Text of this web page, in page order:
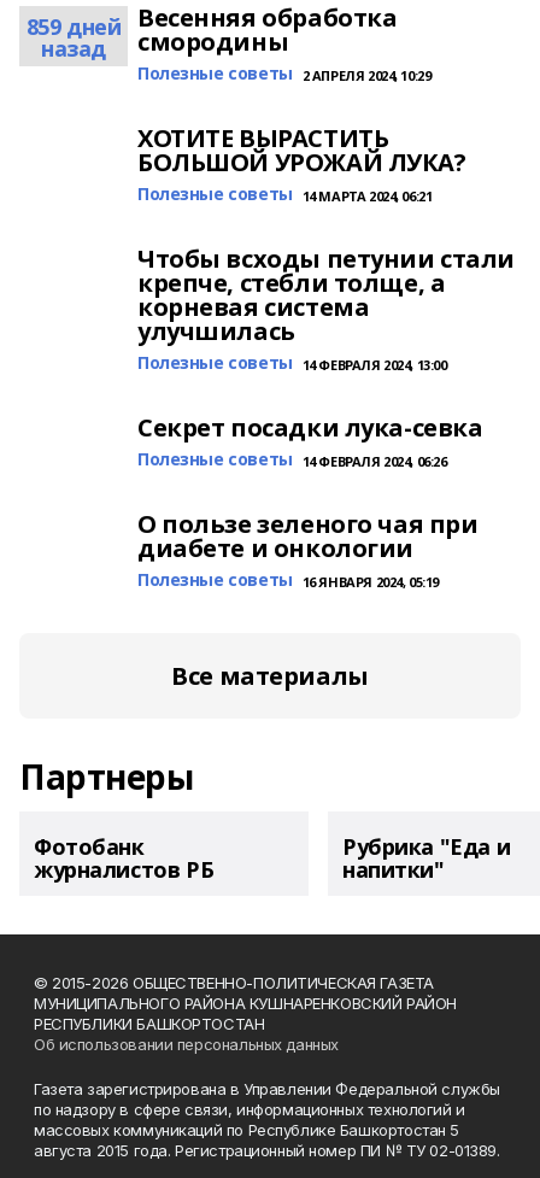
859 дней
назад
Весенняя обработка
смородины
Полезные советы 2 АПРЕЛЯ 2024, 10:29
ХОТИТЕ ВЫРАСТИТЬ
БОЛЬШОЙ УРОЖАЙ ЛУКА?
Полезные советы 14 МАРТА 2024, 06:21
Чтобы всходы петунии стали
крепче, стебли толще, а
корневая система
улучшилась
Полезные советы 14 ФЕВРАЛЯ 2024, 13:00
Секрет посадки лука-севка
Полезные советы 14 ФЕВРАЛЯ 2024, 06:26
О пользе зеленого чая при
диабете и онкологии
Полезные советы 16 ЯНВАРЯ 2024, 05:19
Все материалы
Партнеры
Фотобанк
журналистов РБ
Рубрика "Еда и
напитки"
© 2015-2026 ОБЩЕСТВЕННО-ПОЛИТИЧЕСКАЯ ГАЗЕТА
МУНИЦИПАЛЬНОГО РАЙОНА КУШНАРЕНКОВСКИЙ РАЙОН
РЕСПУБЛИКИ БАШКОРТОСТАН
Об использовании персональных данных
Газета зарегистрирована в Управлении Федеральной службы
по надзору в сфере связи, информационных технологий и
массовых коммуникаций по Республике Башкортостан 5
августа 2015 года. Регистрационный номер ПИ № ТУ 02-01389.